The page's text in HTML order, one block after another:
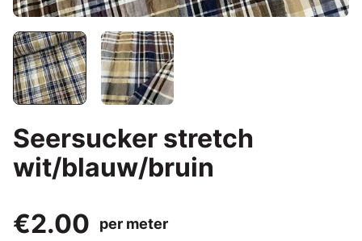
Seersucker stretch
wit/blauw/bruin
€2.00
per meter